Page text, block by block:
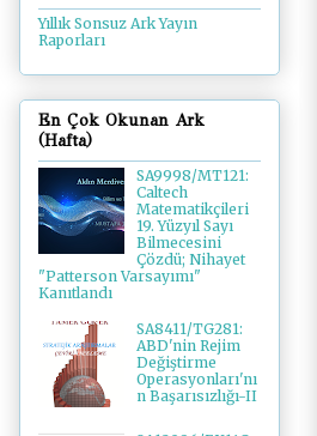
Yıllık Sonsuz Ark Yayın
Raporları
En Çok Okunan Ark
(Hafta)
SA9998/MT121:
Caltech
Matematikçileri
19. Yüzyıl Sayı
Bilmecesini
Çözdü; Nihayet
"Patterson Varsayımı"
Kanıtlandı
SA8411/TG281:
ABD'nin Rejim
Değiştirme
Operasyonları'nı
n Başarısızlığı-II